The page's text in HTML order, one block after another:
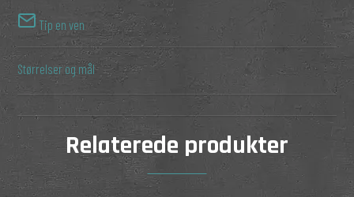
Tip en ven
Størrelser og mål
Relaterede produkter